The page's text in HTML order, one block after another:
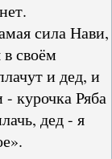
сила Нави,
своём
и дед, и
курочка Ряба
дед - я